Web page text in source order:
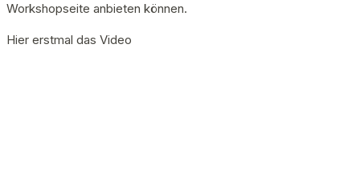
Workshopseite anbieten können.
Hier erstmal das Video